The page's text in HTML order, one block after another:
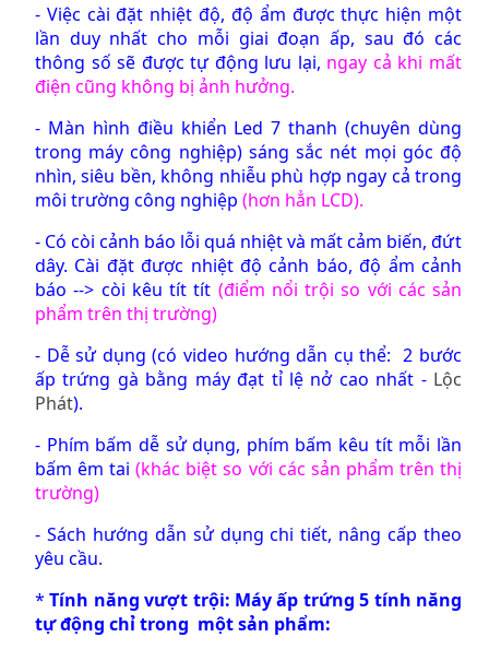
- Việc cài đặt nhiệt độ, độ ẩm được thực hiện một
lần duy nhất cho mỗi giai đoạn ấp, sau đó các
thông số sẽ được tự động lưu lại, ngay cả khi mất
điện cũng không bị ảnh hưởng.
- Màn hình điều khiển Led 7 thanh (chuyên dùng
trong máy công nghiệp) sáng sắc nét mọi góc độ
nhìn, siêu bền, không nhiễu phù hợp ngay cả trong
môi trường công nghiệp (hơn hẳn LCD).
- Có còi cảnh báo lỗi quá nhiệt và mất cảm biến, đứt
dây. Cài đặt được nhiệt độ cảnh báo, độ ẩm cảnh
báo --> còi kêu tít tít (điểm nổi trội so với các sản
phẩm trên thị trường)
- Dễ sử dụng (có video hướng dẫn cụ thể:2 bước
ấp trứng gà bằng máy đạt tỉ lệ nở cao nhất -Lộc
Phát).
- Phím bấm dễ sử dụng, phím bấm kêu tít mỗi lần
bấm êm tai (khác biệt so với các sản phẩm trên thị
trường)
- Sách hướng dẫn sử dụng chi tiết, nâng cấp theo
yêu cầu.
*Tính năng vượt trội: Máy ấp trứng 5 tính năng
tự động chỉ trong một sản phẩm: